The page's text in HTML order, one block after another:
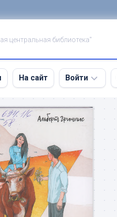
центральная библиотека"
На сайт Войти
Регистрация